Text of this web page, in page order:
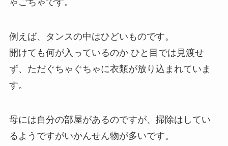
ゃごちゃです。
例えば、タンスの中はひどいものです。
開けても何が入っているのか ひと目では見渡せ
ず、ただぐちゃぐちゃに衣類が放り込まれていま
す。
母には自分の部屋があるのですが、掃除はしてい
るようですがいかんせん物が多いです。